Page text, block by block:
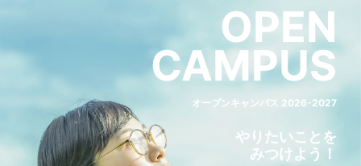
近年は建設需要の高まりや人材不足の影響もあり、建築
施工管理技士の需要は今後も高まることが期待されてい
施工管理技士の中での建築施工管理技
OPEN
CAMPUS
オープンキャンパス 2026-2027
やりたいことを
みつけよう！